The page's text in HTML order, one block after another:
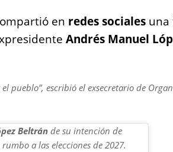
en redes sociales una
Andrés Manuel
pueblo”, escribió el exsecretario de
Beltrán de su intención de
rumbo a las elecciones de 2027.